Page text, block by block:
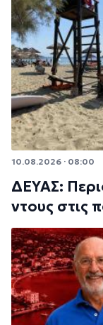
10.08.2026 · 08:00
ΔΕΥΑΣ:
ντους στις